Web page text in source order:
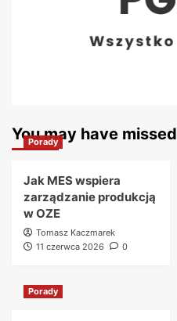
You may have missed
Porady
Jak MES wspiera
zarządzanie produkcją
w OZE
Tomasz Kaczmarek
11 czerwca 2026
0
Porady